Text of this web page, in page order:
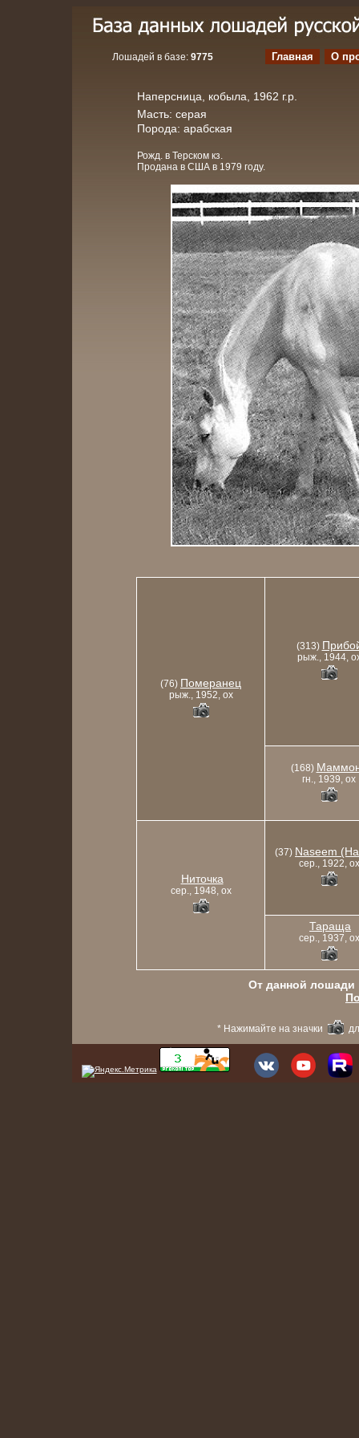
Лошадей в базе: 9775 Главная О
Наперсница, кобыла, 1962 г.р.
Масть: серая
Порода: арабская
Рожд. в Терском кз.
Продана в США в 1979 году.
(76) Померанец
рыж., 1952, ox
(313)
рыж., 1944,
(168)
гн., 1939, ox
Ниточка
сер., 1948, ox
(37) Naseem
сер., 1922, ox
Тараща
сер., 1937, ox
От данной лошади
* Нажимайте на значки